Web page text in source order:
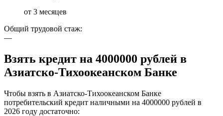
от 3 месяцев
Общий трудовой стаж:
—
Взять кредит на 4000000 рублей в
Азиатско-Тихоокеанском Банке
Чтобы взять в Азиатско-Тихоокеанском Банке
потребительский кредит наличными на 4000000 рублей в
2026 году достаточно: